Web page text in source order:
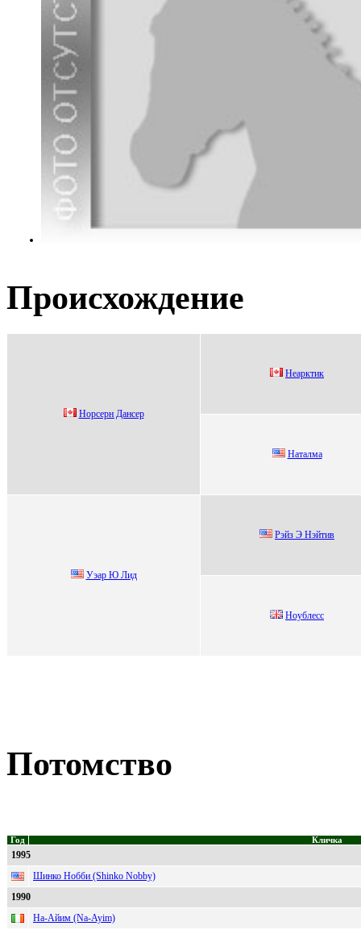
Происхождение
Нoрcерн Данcер
Нeapктик
Haтaлмa
Уэар Ю Лид
Рэйз Э Hэйтив
Ноублecc
Потомство
Год Кличка
1995
Шинко Нобби (Shinko Nobby)
1990
На-Айим (Na-Ayim)